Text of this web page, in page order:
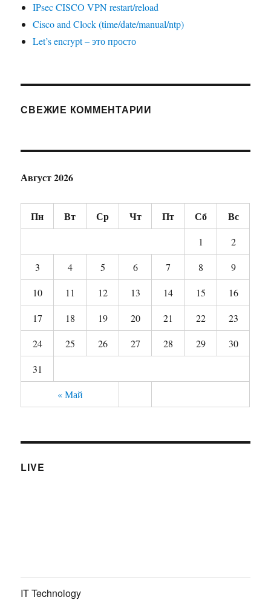
IPsec CISCO VPN restart/reload
Cisco and Clock (time/date/manual/ntp)
Let’s encrypt – это просто
СВЕЖИЕ КОММЕНТАРИИ
Август 2026
Пн Вт Ср Чт Пт Сб Вс
« Май
1
2
3
4 5 6 7 8
9
10
11 12 13 14 15
16
17
18 19 20 21 22
23
24
25 26 27 28 29
30
31
LIVE
IT Technology